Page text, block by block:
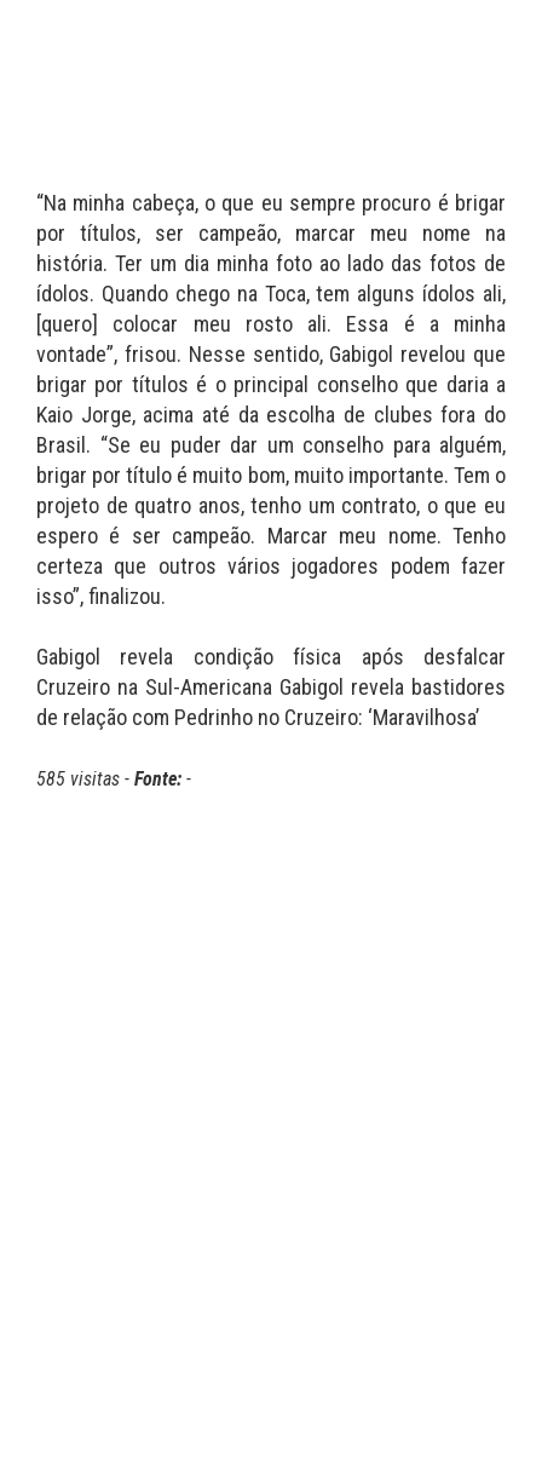
“Na minha cabeça, o que eu sempre procuro é brigar
por títulos, ser campeão, marcar meu nome na
história. Ter um dia minha foto ao lado das fotos de
ídolos. Quando chego na Toca, tem alguns ídolos ali,
[quero] colocar meu rosto ali. Essa é a minha
vontade”, frisou. Nesse sentido, Gabigol revelou que
brigar por títulos é o principal conselho que daria a
Kaio Jorge, acima até da escolha de clubes fora do
Brasil. “Se eu puder dar um conselho para alguém,
brigar por título é muito bom, muito importante. Tem o
projeto de quatro anos, tenho um contrato, o que eu
espero é ser campeão. Marcar meu nome. Tenho
certeza que outros vários jogadores podem fazer
isso”, finalizou.
Gabigol revela condição física após desfalcar
Cruzeiro na Sul-Americana Gabigol revela bastidores
de relação com Pedrinho no Cruzeiro: ‘Maravilhosa’
585 visitas - Fonte: -